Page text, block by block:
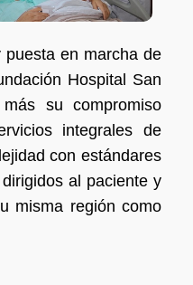
en marcha de
Hospital San
su compromiso
integrales de
con estándares
al paciente y
misma región como